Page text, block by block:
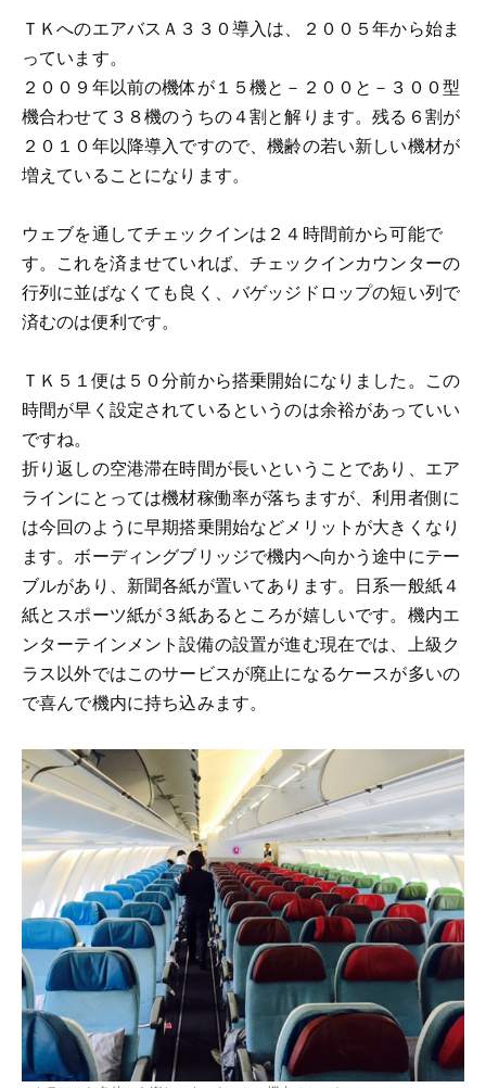
ＴＫへのエアバスＡ３３０導入は、２００５年から始ま
っています。
２００９年以前の機体が１５機と－２００と－３００型
機合わせて３８機のうちの４割と解ります。残る６割が
２０１０年以降導入ですので、機齢の若い新しい機材が
増えていることになります。
ウェブを通してチェックインは２４時間前から可能で
す。これを済ませていれば、チェックインカウンターの
行列に並ばなくても良く、バゲッジドロップの短い列で
済むのは便利です。
ＴＫ５１便は５０分前から搭乗開始になりました。この
時間が早く設定されているというのは余裕があっていい
ですね。
折り返しの空港滞在時間が長いということであり、エア
ラインにとっては機材稼働率が落ちますが、利用者側に
は今回のように早期搭乗開始などメリットが大きくなり
ます。ボーディングブリッジで機内へ向かう途中にテー
ブルがあり、新聞各紙が置いてあります。日系一般紙４
紙とスポーツ紙が３紙あるところが嬉しいです。機内エ
ンターテインメント設備の設置が進む現在では、上級ク
ラス以外ではこのサービスが廃止になるケースが多いの
で喜んで機内に持ち込みます。